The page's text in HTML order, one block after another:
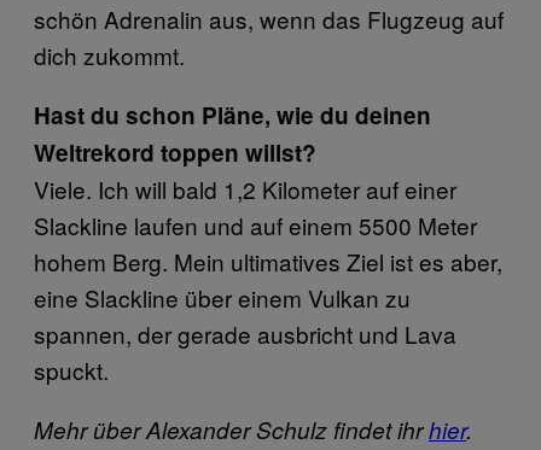
schön Adrenalin aus, wenn das Flugzeug auf
dich zukommt.
Hast du schon Pläne, wie du deinen
Weltrekord toppen willst?
Viele. Ich will bald 1,2 Kilometer auf einer
Slackline laufen und auf einem 5500 Meter
hohem Berg. Mein ultimatives Ziel ist es aber,
eine Slackline über einem Vulkan zu
spannen, der gerade ausbricht und Lava
spuckt.
Mehr über Alexander Schulz findet ihrhier.